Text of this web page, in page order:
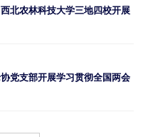
北农林科技大学三地四校开展
党支部开展学习贯彻全国两会